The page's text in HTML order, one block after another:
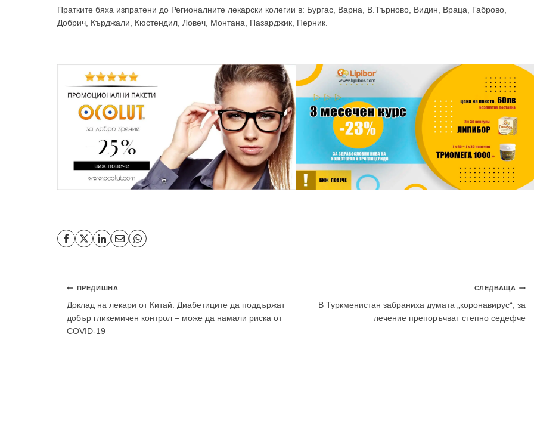
Пратките бяха изпратени до Регионалните лекарски колегии в: Бургас, Варна, В.Търново, Видин, Враца, Габрово,
Добрич, Кърджали, Кюстендил, Ловеч, Монтана, Пазарджик, Перник.
Навигация
ПРЕДИШНА
Доклад на лекари от Китай: Диабетиците да поддържат
добър гликемичен контрол – може да намали риска от
COVID-19
СЛЕДВАЩА
В Туркменистан забраниха думата „коронавирус“, за
лечение препоръчват степно седефче